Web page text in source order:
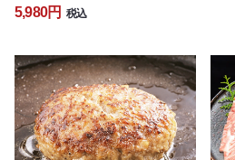
5,980円 税込